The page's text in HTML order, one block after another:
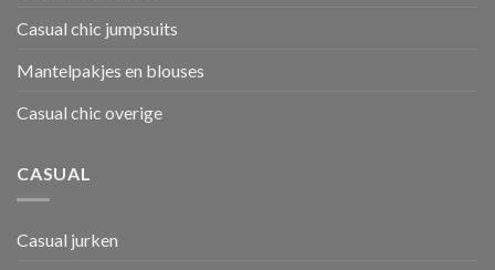
Casual chic jumpsuits
Mantelpakjes en blouses
Casual chic overige
CASUAL
Casual jurken